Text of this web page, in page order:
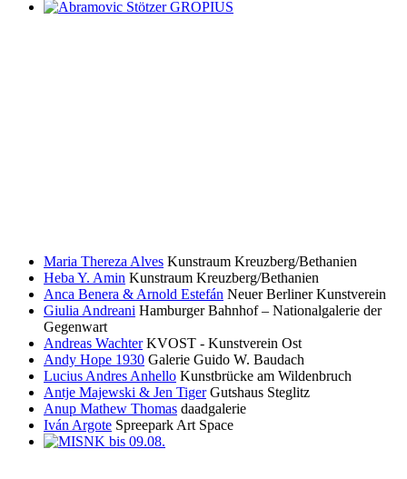
Maria Thereza Alves Kunstraum Kreuzberg/Bethanien
Heba Y. Amin Kunstraum Kreuzberg/Bethanien
Anca Benera & Arnold Estefán Neuer Berliner Kunstverein
Giulia Andreani Hamburger Bahnhof – Nationalgalerie der
Gegenwart
Andreas Wachter KVOST - Kunstverein Ost
Andy Hope 1930 Galerie Guido W. Baudach
Lucius Andres Anhello Kunstbrücke am Wildenbruch
Antje Majewski & Jen Tiger Gutshaus Steglitz
Anup Mathew Thomas daadgalerie
Iván Argote Spreepark Art Space